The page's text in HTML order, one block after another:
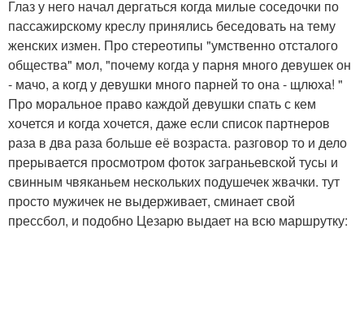
Глаз у него начал дергаться когда милые соседочки по
пассажирскому креслу принялись беседовать на тему
женских измен. Про стереотипы "умственно отсталого
общества" мол, "почему когда у парня много девушек он
- мачо, а когд у девушки много парней то она - щлюха! "
Про моральное право каждой девушки спать с кем
хочется и когда хочется, даже если список партнеров
раза в два раза больше её возраста. разговор то и дело
прерывается просмотром фоток заграньевской тусы и
свинным чвяканьем нескольких подушечек жвачки. тут
просто мужичек не выдерживает, сминает свой
прессбол, и подобно Цезарю выдает на всю маршрутку: